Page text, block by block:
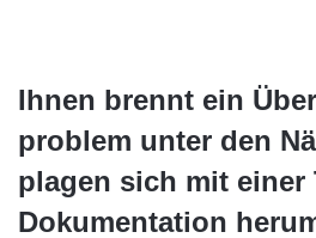
Ihnen brennt ein
problem unter den
plagen sich mit einer
Doku­mentation